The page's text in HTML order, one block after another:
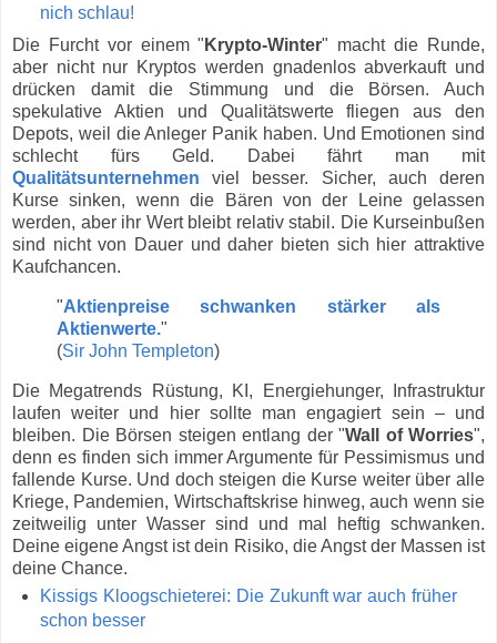
nich schlau!
Die Furcht vor einem " Krypto-Winter" macht die Runde,
aber nicht nur Kryptos werden gnadenlos abverkauft und
drücken damit die Stimmung und die Börsen. Auch
spekulative Aktien und Qualitätswerte fliegen aus den
Depots, weil die Anleger Panik haben. Und Emotionen sind
schlecht fürs Geld. Dabei fährt man mit
Qualitätsunternehmen viel besser. Sicher, auch deren
Kurse sinken, wenn die Bären von der Leine gelassen
werden, aber ihr Wert bleibt relativ stabil. Die Kurseinbußen
sind nicht von Dauer und daher bieten sich hier attraktive
Kaufchancen.
"Aktienpreise schwanken stärker als
Aktienwerte."
(Sir John Templeton)
Die Megatrends Rüstung, KI, Energiehunger, Infrastruktur
laufen weiter und hier sollte man engagiert sein – und
bleiben. Die Börsen steigen entlang der "Wall of Worries",
denn es finden sich immer Argumente für Pessimismus und
fallende Kurse. Und doch steigen die Kurse weiter über alle
Kriege, Pandemien, Wirtschaftskrise hinweg, auch wenn sie
zeitweilig unter Wasser sind und mal heftig schwanken.
Deine eigene Angst ist dein Risiko, die Angst der Massen ist
deine Chance.
Kissigs Kloogschieterei: Die Zukunft war auch früher
schon besser